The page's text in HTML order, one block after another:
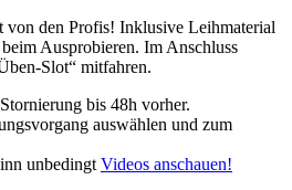
von den Profis! Inklusive Leihmaterial
Ausprobieren. Im Anschluss
Slot“ mitfahren.
bis 48h vorher.
auswählen und zum
unbedingt Videos anschauen!